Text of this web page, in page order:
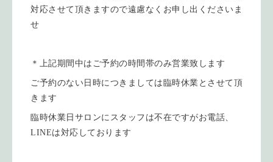
対応させて頂きますので遠慮なくお申し出くださいま
せ
＊上記期間中はご予約の時間帯のみ営業致します
ご予約のない日時につきましては臨時休業とさせて頂
きます
臨時休業日サロンにスタッフは不在ですがお電話、
LINEは対応しております